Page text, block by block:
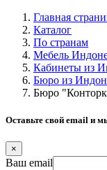
Главная
Каталог
По странам
Мебель
Кабинеты из
Бюро из
Бюро
Оставьте свой email и
×
Ваш email